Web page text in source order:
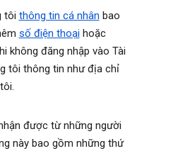
tôi thông tin cá nhân bao
số điện thoại hoặc
không đăng nhập vào Tài
tôi thông tin như địa chỉ
được từ những người
này bao gồm những thứ